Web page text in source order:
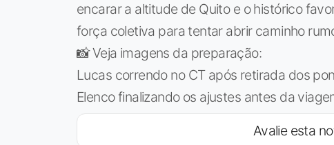
encarar a altitude de Quito e o histórico
força coletiva para tentar abrir caminho
📸 Veja imagens da preparação:
Lucas correndo no CT após retirada dos
Elenco finalizando os ajustes antes da
Avalie esta